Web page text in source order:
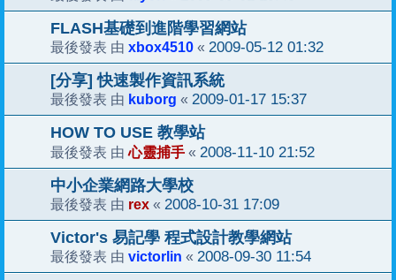
FLASH基礎到進階學習網站
最後發表 由 xbox4510 « 2009-05-12 01:32
[分享] 快速製作資訊系統
最後發表 由 kuborg « 2009-01-17 15:37
HOW TO USE 教學站
最後發表 由心靈捕手 « 2008-11-10 21:52
中小企業網路大學校
最後發表 由 rex « 2008-10-31 17:09
Victor's 易記學 程式設計教學網站
最後發表 由 victorlin « 2008-09-30 11:54